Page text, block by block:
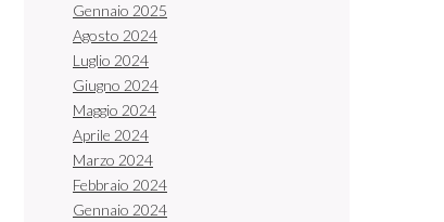
Gennaio 2025
Agosto 2024
Luglio 2024
Giugno 2024
Maggio 2024
Aprile 2024
Marzo 2024
Febbraio 2024
Gennaio 2024